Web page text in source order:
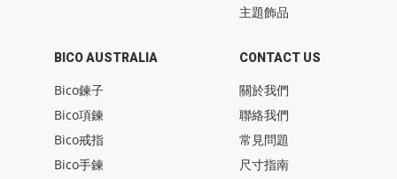
BICO AUSTRALIA
Bico鍊子
Bico項鍊
Bico戒指
Bico手鍊
主題飾品
CONTACT US
關於我們
聯絡我們
常見問題
尺寸指南